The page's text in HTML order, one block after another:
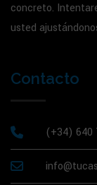
concreto.
usted
Contacto
(+34) 640